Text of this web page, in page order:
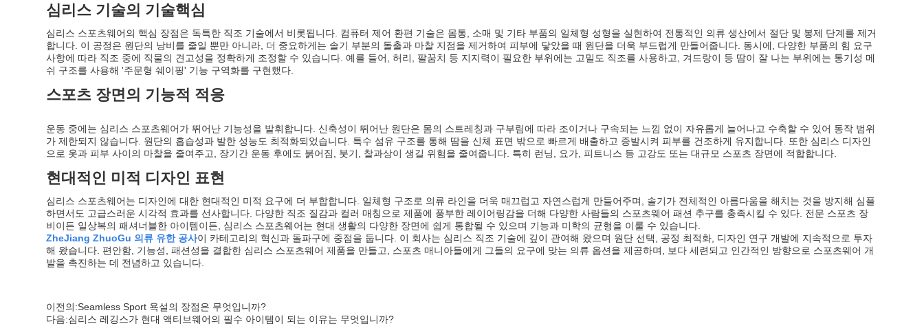
심리스 기술의 기술핵심
심리스 스포츠웨어의 핵심 장점은 독특한 직조 기술에서 비롯됩니다. 컴퓨터 제어 환편 기술은 몸통, 소매 및 기타 부품의 일체형 성형을 실현하여 전통적인 의류 생산에서 절단 및 봉제 단계를 제거
합니다. 이 공정은 원단의 낭비를 줄일 뿐만 아니라, 더 중요하게는 솔기 부분의 돌출과 마찰 지점을 제거하여 피부에 닿았을 때 원단을 더욱 부드럽게 만들어줍니다. 동시에, 다양한 부품의 힘 요구
사항에 따라 직조 중에 직물의 견고성을 정확하게 조정할 수 있습니다. 예를 들어, 허리, 팔꿈치 등 지지력이 필요한 부위에는 고밀도 직조를 사용하고, 겨드랑이 등 땀이 잘 나는 부위에는 통기성 메
쉬 구조를 사용해 '주문형 쉐이핑' 기능 구역화를 구현했다.
스포츠 장면의 기능적 적응
운동 중에는 심리스 스포츠웨어가 뛰어난 기능성을 발휘합니다. 신축성이 뛰어난 원단은 몸의 스트레칭과 구부림에 따라 조이거나 구속되는 느낌 없이 자유롭게 늘어나고 수축할 수 있어 동작 범위
가 제한되지 않습니다. 원단의 흡습성과 발한 성능도 최적화되었습니다. 특수 섬유 구조를 통해 땀을 신체 표면 밖으로 빠르게 배출하고 증발시켜 피부를 건조하게 유지합니다. 또한 심리스 디자인
으로 옷과 피부 사이의 마찰을 줄여주고, 장기간 운동 후에도 붉어짐, 붓기, 찰과상이 생길 위험을 줄여줍니다. 특히 런닝, 요가, 피트니스 등 고강도 또는 대규모 스포츠 장면에 적합합니다.
현대적인 미적 디자인 표현
심리스 스포츠웨어는 디자인에 대한 현대적인 미적 요구에 더 부합합니다. 일체형 구조로 의류 라인을 더욱 매끄럽고 자연스럽게 만들어주며, 솔기가 전체적인 아름다움을 해치는 것을 방지해 심플
하면서도 고급스러운 시각적 효과를 선사합니다. 다양한 직조 질감과 컬러 매칭으로 제품에 풍부한 레이어링감을 더해 다양한 사람들의 스포츠웨어 패션 추구를 충족시킬 수 있다. 전문 스포츠 장
비이든 일상복의 패셔너블한 아이템이든, 심리스 스포츠웨어는 현대 생활의 다양한 장면에 쉽게 통합될 수 있으며 기능과 미학의 균형을 이룰 수 있습니다.
ZheJiang ZhuoGu 의류 유한 공사이 카테고리의 혁신과 돌파구에 중점을 둡니다. 이 회사는 심리스 직조 기술에 깊이 관여해 왔으며 원단 선택, 공정 최적화, 디자인 연구 개발에 지속적으로 투자
해 왔습니다. 편안함, 기능성, 패션성을 결합한 심리스 스포츠웨어 제품을 만들고, 스포츠 매니아들에게 그들의 요구에 맞는 의류 옵션을 제공하며, 보다 세련되고 인간적인 방향으로 스포츠웨어 개
발을 촉진하는 데 전념하고 있습니다.
이전의:Seamless Sport 욕설의 장점은 무엇입니까?
다음:심리스 레깅스가 현대 액티브웨어의 필수 아이템이 되는 이유는 무엇입니까?